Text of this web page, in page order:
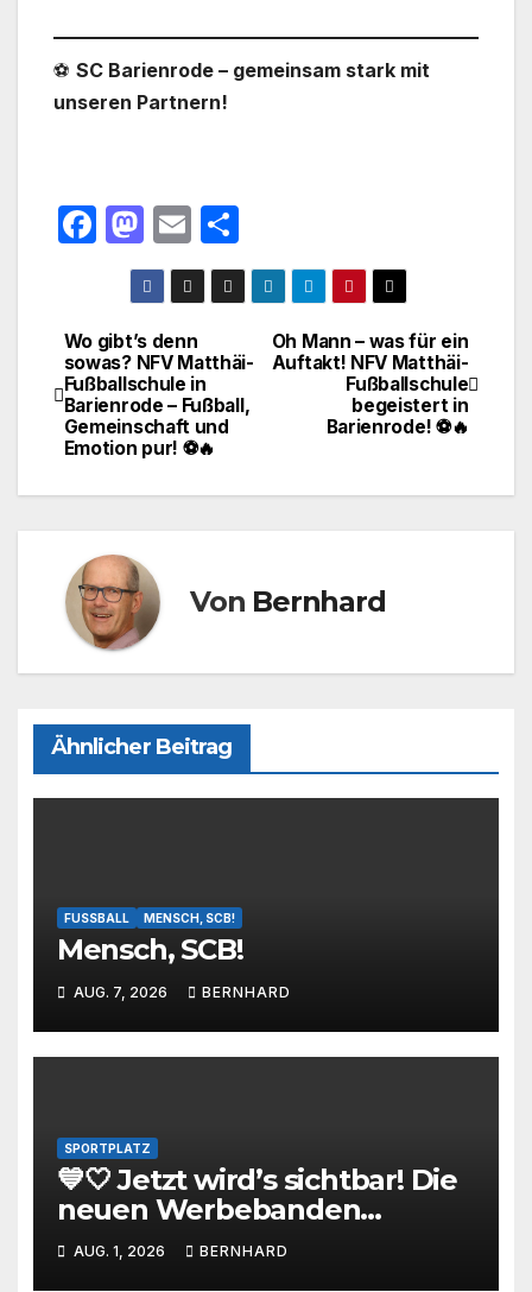
⚽️ SC Barienrode – gemeinsam stark mit
unseren Partnern!
F
e
b
o
o
k
M
a
st
o
d
o
n
E
m
ail
ei
le
Beitragsnavigation
Oh Mann – was für ein
Auftakt! NFV Matthäi-
Fußballschule
begeistert in
Barienrode! ⚽🔥
Wo gibt’s denn
sowas? NFV Matthäi-
Fußballschule in
Barienrode – Fußball,
Gemeinschaft und
Emotion pur! ⚽🔥
Von Bernhard
Ähnlicher Beitrag
FUSSBALL MENSCH, SCB!
Mensch, SCB!
AUG. 7, 2026 BERNHARD
SPORTPLATZ
💙🤍 Jetzt wird’s sichtbar! Die
neuen Werbebanden
machen den SC Barienrode
zum Blickfang! ⚽
AUG. 1, 2026 BERNHARD